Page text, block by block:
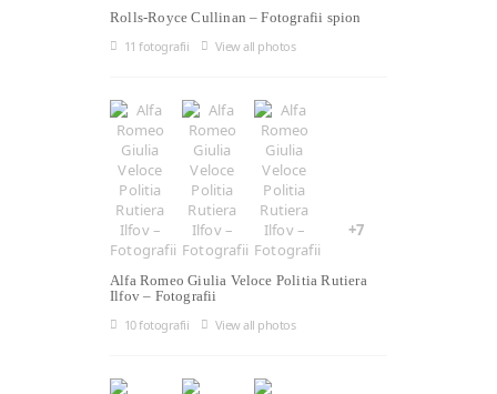
Rolls-Royce Cullinan – Fotografii spion
11 fotografii
View all photos
+7
Alfa Romeo Giulia Veloce Politia Rutiera
Ilfov – Fotografii
10 fotografii
View all photos